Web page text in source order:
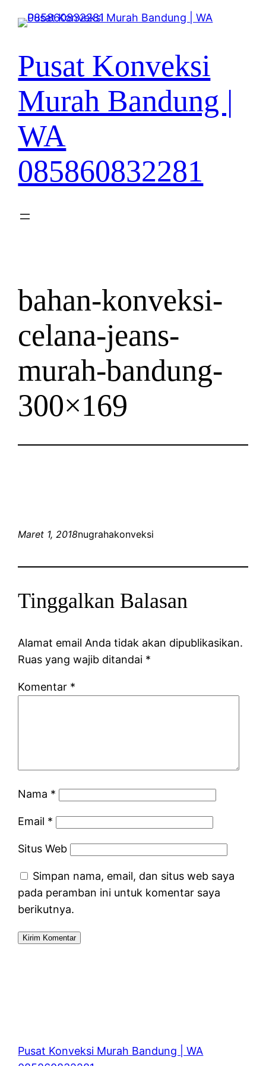
Lewati
Pusat Konveksi
Murah Bandung |
WA
085860832281
bahan-konveksi-
celana-jeans-
murah-bandung-
300×169
Maret 1, 2018nugrahakonveksi
Tinggalkan Balasan
Alamat email Anda tidak akan dipublikasikan.
Ruas yang wajib ditandai *
Komentar *
Nama *
Email *
Situs Web
Simpan nama, email, dan situs web saya
pada peramban ini untuk komentar saya
berikutnya.
Pusat Konveksi Murah Bandung | WA